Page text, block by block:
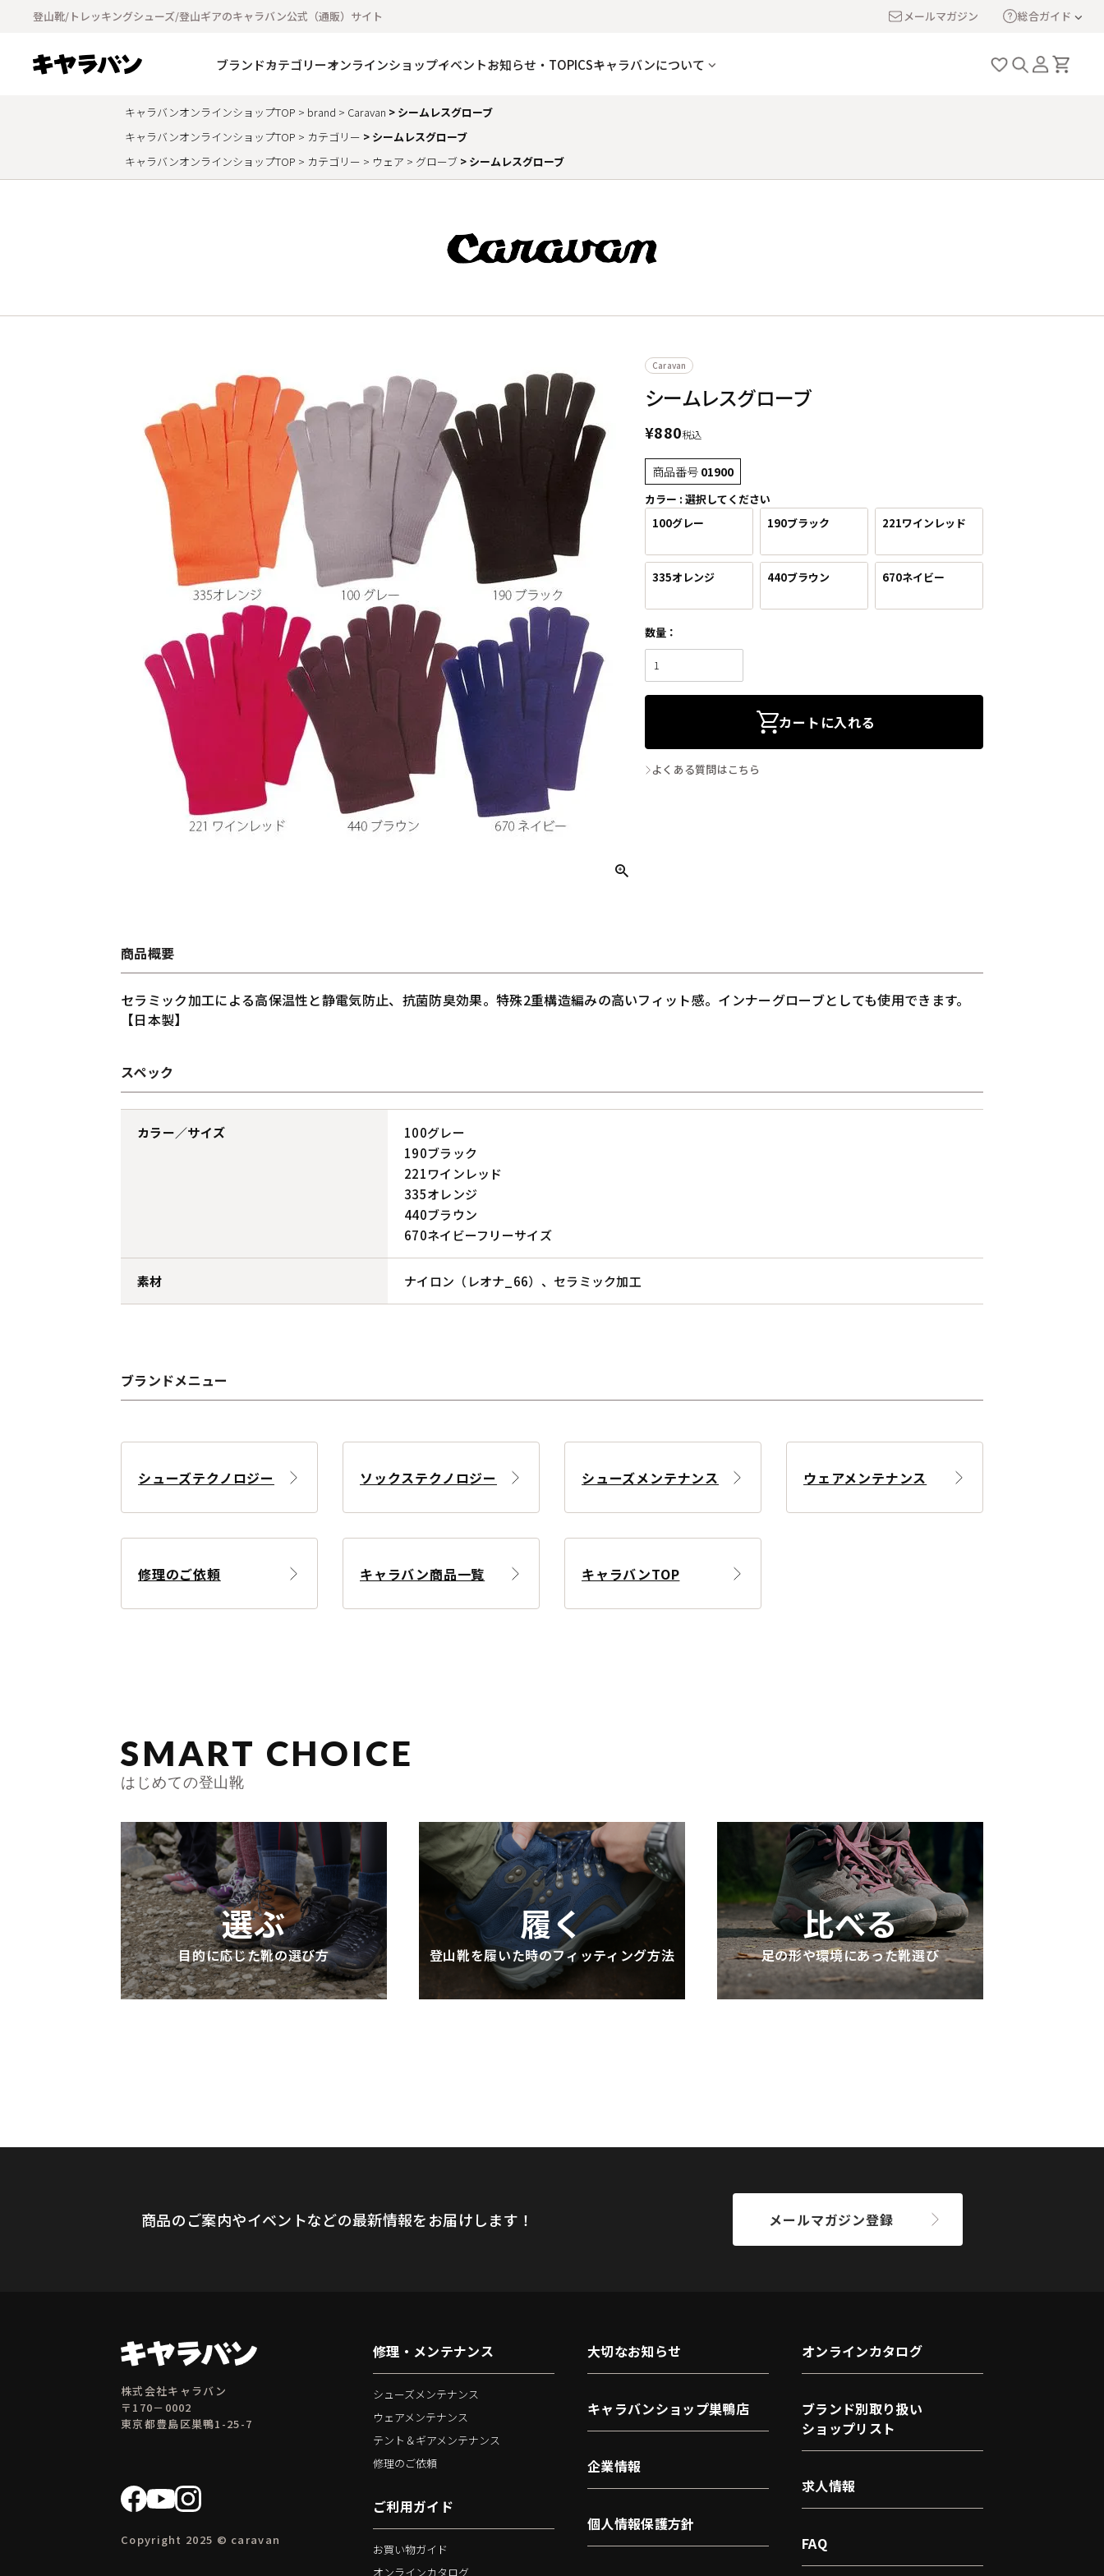
登山靴/トレッキングシューズ/登山ギアのキャラバン公式（通販）サイト メールマガジン 総合ガイド
ブランドカテゴリーオンラインショップイベントお知らせ・TOPICSキャラバンについて
キャラバンオンラインショップTOP brand Caravan
シームレスグローブ
キャラバンオンラインショップTOP
カテゴリー
シームレスグローブ
キャラバンオンラインショップTOP
カテゴリー ウェア グローブ シームレスグローブ
Caravan
シームレスグローブ
¥880税込
商品番号 01900
カラー 選択してください
100グレー
190ブラック 221ワインレッド
335オレンジ 440ブラウン 670ネイビー
カートに入れる
よくある質問はこちら
商品概要
セラミック加工による高保温性と静電気防止、抗菌防臭効果。特殊2重構造編みの高いフィット感。インナーグローブとしても使用できます。
【日本製】
スペック
カラー／サイズ
100グレー
190ブラック
221ワインレッド
335オレンジ
440ブラウン
670ネイビーフリーサイズ
素材 ナイロン（レオナ_66）、セラミック加工
ブランドメニュー
シューズテクノロジー ソックステクノロジー シューズメンテナンス ウェアメンテナンス
修理のご依頼 キャラバン商品一覧 キャラバンTOP
SMART CHOICE
はじめての登山靴
選ぶ
目的に応じた靴の選び方
履く
登山靴を履いた時のフィッティング方法
比べる
足の形や環境にあった靴選び
商品のご案内やイベントなどの最新情報をお届けします！ メールマガジン登録
株式会社キャラバン
〒170－0002
東京都豊島区巣鴨1-25-7
Copyright 2025 © caravan
修理・メンテナンス
シューズメンテナンス
ウェアメンテナンス
テント＆ギアメンテナンス
修理のご依頼
ご利用ガイド
お買い物ガイド
オンラインカタログ
大切なお知らせ
キャラバンショップ巣鴨店
企業情報
個人情報保護方針
オンラインカタログ
ブランド別取り扱い
ショップリスト
求人情報
FAQ